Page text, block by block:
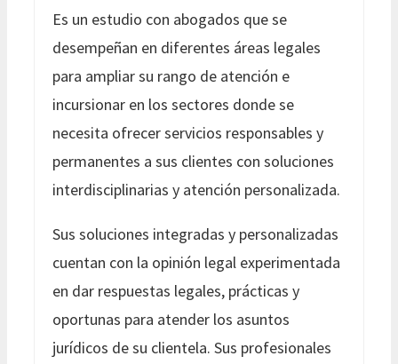
Es un estudio con abogados que se
desempeñan en diferentes áreas legales
para ampliar su rango de atención e
incursionar en los sectores donde se
necesita ofrecer servicios responsables y
permanentes a sus clientes con soluciones
interdisciplinarias y atención personalizada.
Sus soluciones integradas y personalizadas
cuentan con la opinión legal experimentada
en dar respuestas legales, prácticas y
oportunas para atender los asuntos
jurídicos de su clientela. Sus profesionales